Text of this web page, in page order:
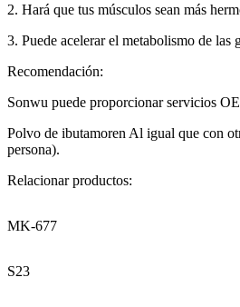
2. Hará que tus músculos sean más
3. Puede acelerar el metabolismo de las
Recomendación:
Sonwu puede proporcionar servicios
Polvo de ibutamoren Al igual que con
persona).
Relacionar productos:
MK-677
S23